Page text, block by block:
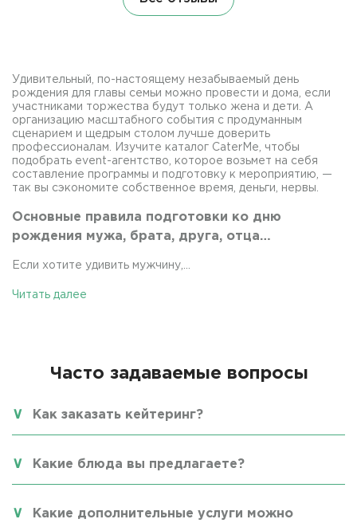
Удивительный, по-настоящему незабываемый день
рождения для главы семьи можно провести и дома, если
участниками торжества будут только жена и дети. А
организацию масштабного события с продуманным
сценарием и щедрым столом лучше доверить
профессионалам. Изучите каталог CaterMe, чтобы
подобрать event-агентство, которое возьмет на себя
составление программы и подготовку к мероприятию, —
так вы сэкономите собственное время, деньги, нервы.
Основные правила подготовки ко дню
рождения мужа, брата, друга, отца…
Если хотите удивить мужчину,...
Читать далее
Часто задаваемые вопросы
Как заказать кейтеринг?
Какие блюда вы предлагаете?
Какие дополнительные услуги можно